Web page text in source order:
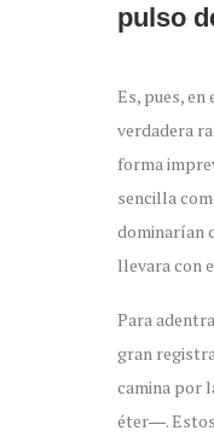
pulso
Es, pues,
verdadera
forma
sencilla
dominarían
llevara con
Para
gran
camina por
éter―. Estos